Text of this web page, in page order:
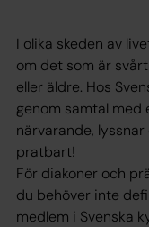
I olika skeden av
om det som är
eller äldre. Hos
genom samtal med
närvarande,
pratbart!
För diakoner och
du behöver inte
medlem i Svenska